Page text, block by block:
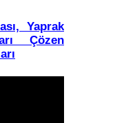
Yaprak
Çözen